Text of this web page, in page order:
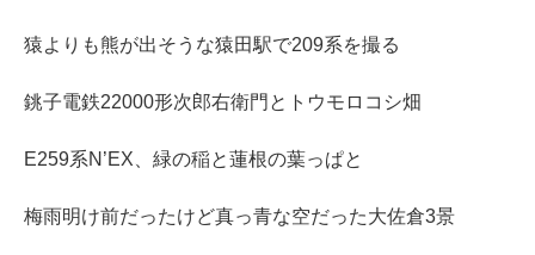
猿よりも熊が出そうな猿田駅で209系を撮る
銚子電鉄22000形次郎右衛門とトウモロコシ畑
E259系N’EX、緑の稲と蓮根の葉っぱと
梅雨明け前だったけど真っ青な空だった大佐倉3景